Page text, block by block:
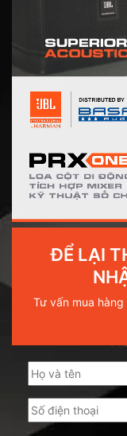
ĐỂ LẠI
Tư vấn mua